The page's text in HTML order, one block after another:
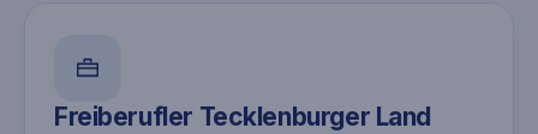
Freiberufler Tecklenburger Land